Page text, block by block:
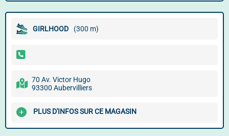
GIRLHOOD (300 m)
70 Av. Victor Hugo
93300 Aubervilliers
PLUS D'INFOS SUR CE MAGASIN